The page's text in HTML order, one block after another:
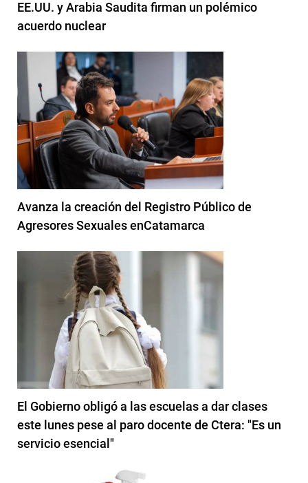
EE.UU. y Arabia Saudita firman un polémico
acuerdo nuclear
Avanza la creación del Registro Público de
Agresores Sexuales enCatamarca
El Gobierno obligó a las escuelas a dar clases
este lunes pese al paro docente de Ctera: "Es un
servicio esencial"